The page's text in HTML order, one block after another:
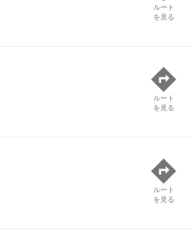
ルート
を見る
ルート
を見る
ルート
を見る